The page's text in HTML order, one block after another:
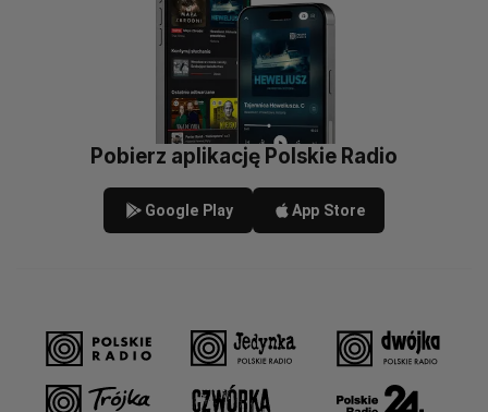
Pobierz aplikację Polskie Radio
Google Play App Store